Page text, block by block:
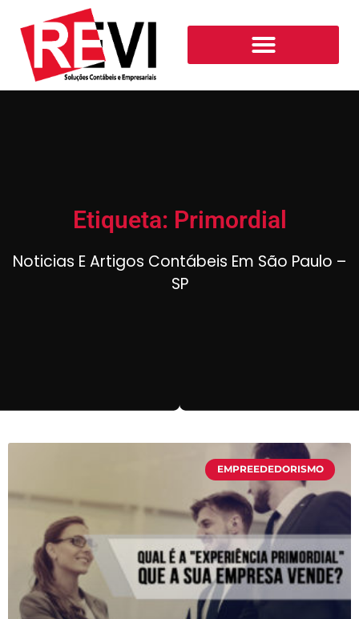
Etiqueta: Primordial
Noticias E Artigos Contábeis Em São Paulo –
SP
EMPREEDEDORISMO